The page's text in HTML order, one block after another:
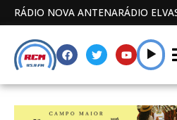
RÁDIO NOVA ANTENARÁDIO